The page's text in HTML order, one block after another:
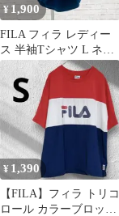
¥ 1,900
FILA フィラ レディー
ス 半袖Tシャツ L ネイ
ビー テニス 「F1147
¥ 1,390
【FILA】フィラ トリコ
ロール カラーブロック